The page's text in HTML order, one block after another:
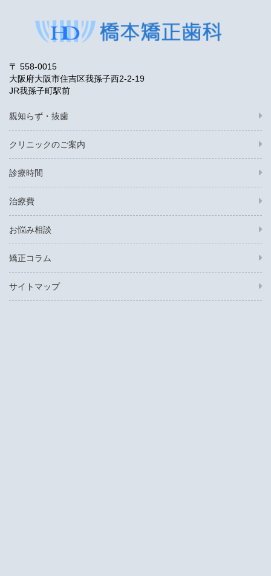
〒 558-0015
大阪府大阪市住吉区我孫子西2-2-19
JR我孫子町駅前
親知らず・抜歯
クリニックのご案内
診療時間
治療費
お悩み相談
矯正コラム
サイトマップ